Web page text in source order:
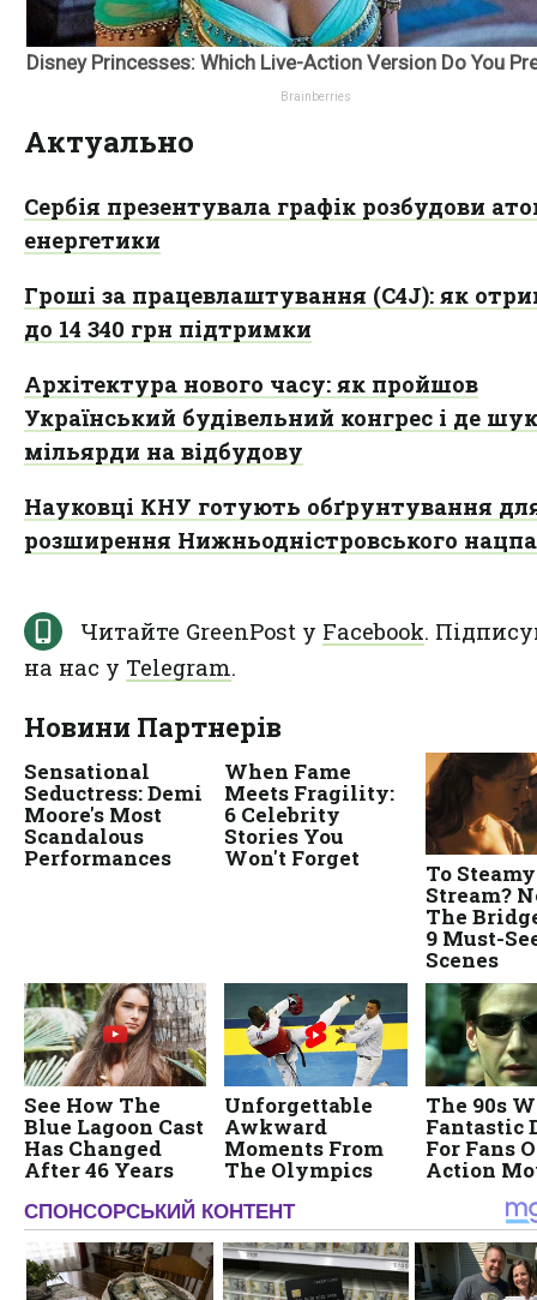
Актуально
Сербія презентувала графік розбудови
енергетики
Гроші за працевлаштування (C4J): як
до 14 340 грн підтримки
Архітектура нового часу: як пройшов
Український будівельний конгрес і де
мільярди на відбудову
Науковці КНУ готують обґрунтування
розширення Нижньодністровського
Читайте GreenPost у Facebook.
на нас у Telegram.